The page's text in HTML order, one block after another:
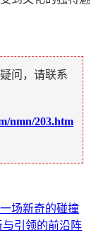
问，请联系
nmn/203.htm
场新奇的碰撞
引领的前沿阵